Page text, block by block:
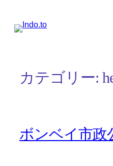
カテゴリー:
ボンベイ市政